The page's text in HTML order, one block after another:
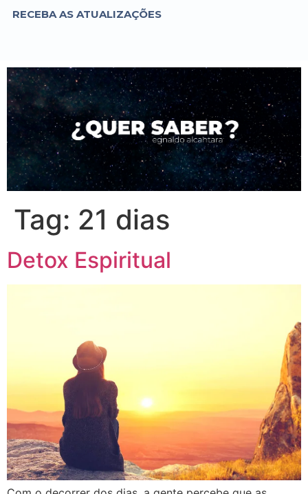
RECEBA AS ATUALIZAÇÕES
Tag: 21 dias
Detox Espiritual